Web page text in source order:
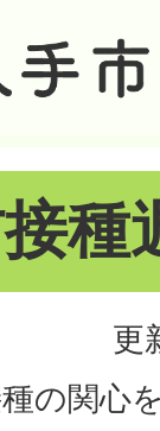
種
更
の関心